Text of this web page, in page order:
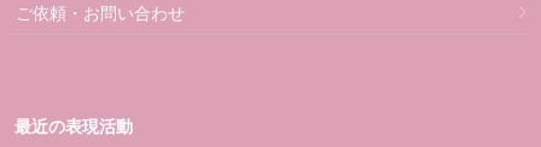
ご依頼・お問い合わせ
最近の表現活動